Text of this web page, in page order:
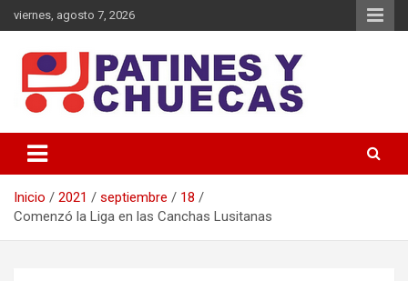
viernes, agosto 7, 2026
Patines y Chuecas
Inicio 2021 septiembre
18
Comenzó la Liga en las Canchas Lusitanas